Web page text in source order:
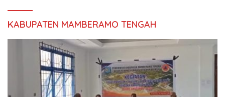
KABUPATEN MAMBERAMO TENGAH